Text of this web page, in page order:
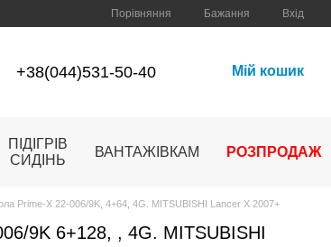
Порівняння Бажання Вхід
+38(044)531-50-40 Мій кошик
ПІДІГРІВ
СИДІНЬ
ВАНТАЖІВКАМ РОЗПРОДАЖ
Prime-X 22-006/9K, 4+64, 4G. MITSUBISHI Lancer Х 2007+
9K 6+128, , 4G. MITSUBISHI